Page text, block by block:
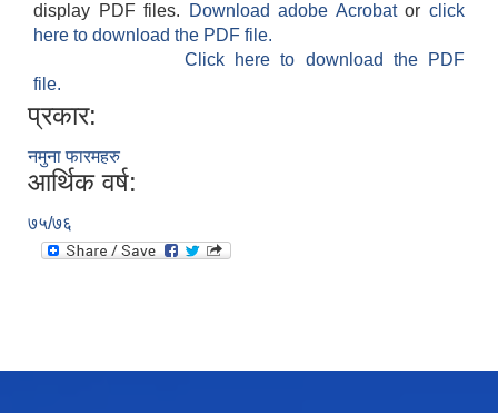
display PDF files.
Download adobe Acrobatorclick
here to download the PDF file.
Click here to download the PDF
file.
प्रकार:
नमुना फारमहरु
आर्थिक वर्ष:
७५/७६